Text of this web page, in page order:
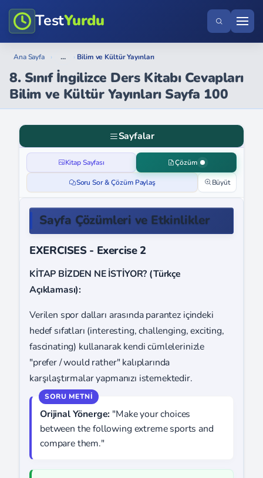
TestYurdu
Ana Sayfa › ... › Bilim ve Kültür Yayınları
8. Sınıf İngilizce Ders Kitabı Cevapları
Bilim ve Kültür Yayınları Sayfa 100
Sayfalar
Kitap Sayfası Çözüm
Soru Sor & Çözüm Paylaş Büyüt
Sayfa Çözümleri ve Etkinlikler
EXERCISES - Exercise 2
KİTAP BİZDEN NE İSTİYOR? (Türkçe
Açıklaması):
Verilen spor dalları arasında parantez içindeki
hedef sıfatları (interesting, challenging, exciting,
fascinating) kullanarak kendi cümlelerinizle
"prefer / would rather" kalıplarında
karşılaştırmalar yapmanızı istemektedir.
Orijinal Yönerge: "Make your choices
between the following extreme sports and
compare them."